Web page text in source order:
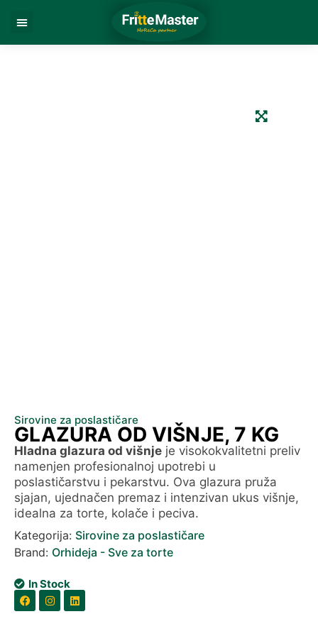
Sirovine za poslastičare
GLAZURA OD VIŠNJE, 7 KG
Hladna glazura od višnje je visokokvalitetni preliv
namenjen profesionalnoj upotrebi u
poslastičarstvu i pekarstvu. Ova glazura pruža
sjajan, ujednačen premaz i intenzivan ukus višnje,
idealna za torte, kolače i peciva.
Kategorija: Sirovine za poslastičare
Brand: Orhideja - Sve za torte
In Stock